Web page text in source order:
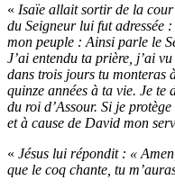
« Isaïe allait sortir de la
du Seigneur lui fut adressée
mon peuple : Ainsi parle le
J’ai entendu ta prière, j’ai
dans trois jours tu monteras
quinze années à ta vie. Je
du roi d’Assour. Si je
et à cause de David mon
« Jésus lui répondit : «
que le coq chante, tu